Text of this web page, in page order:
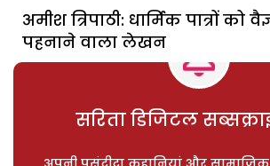
अमीश त्रिपाठी: धार्मिक पात्रों को
पहनाने वाला लेखन
सरिता डिजिटल